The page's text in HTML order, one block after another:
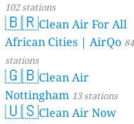
102 stations
🇧🇷Clean Air For All
African Cities | AirQo
stations
🇬🇧Clean Air
Nottingham 13 stations
🇺🇸Clean Air Now